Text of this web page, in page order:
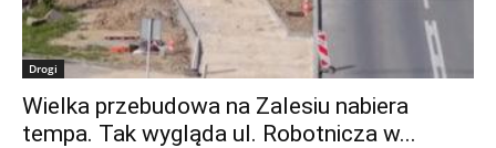
Drogi
Wielka przebudowa na Zalesiu nabiera
tempa. Tak wygląda ul. Robotnicza w...